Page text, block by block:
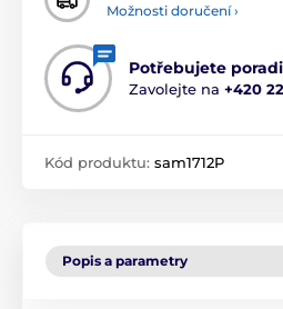
Možnosti doručení ›
Potřebujete
Zavolejte na +420
Kód produktu: sam1712P
Popis a parametry